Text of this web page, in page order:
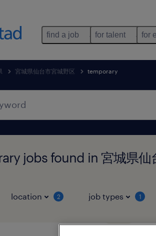
find a job for talent for
宮城県仙台市宮城野区 temporary
jobs found in 宮城県仙
location 2 job types 1